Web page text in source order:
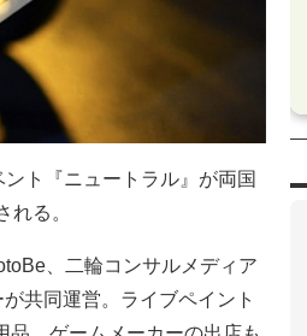
ト『ニュートラル』が両国
る。
、二輪コンサルメディア
共同運営。ライブペイント